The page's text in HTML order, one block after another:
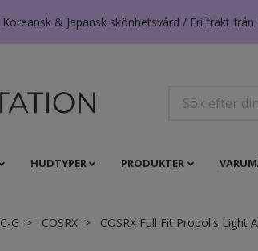
Koreansk & Japansk skönhetsvård / Fri frakt från
HUDTYPER PRODUKTER
C-G COSRX COSRX Full Fit Propolis Light